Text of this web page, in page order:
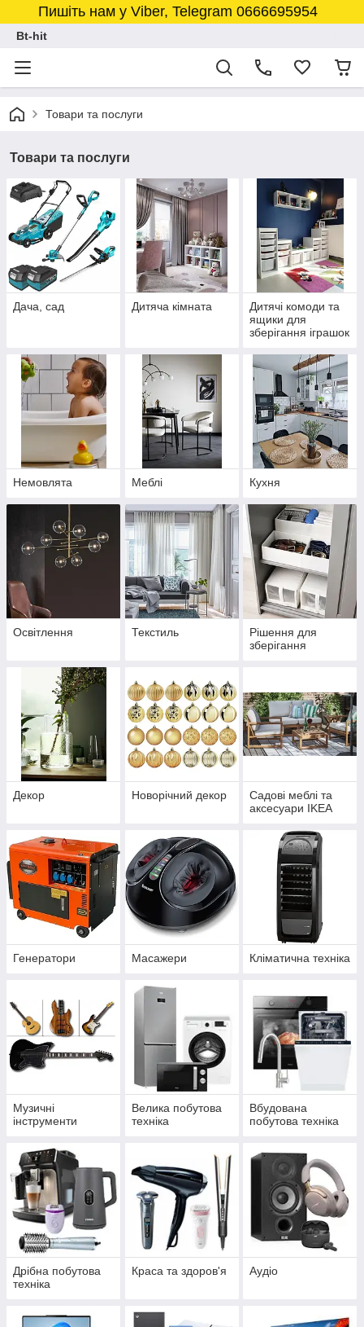
Пишіть нам у Viber, Telegram 0666695954
Bt-hit
Товари та послуги
Товари та послуги
Дача, сад Дитяча кімната
Дитячі комоди та
ящики для
зберігання іграшок
Немовлята Меблі Кухня
Освітлення Текстиль
Рішення для
зберігання
Декор Новорічний декор
Садові меблі та
аксесуари IKEA
Генератори Масажери Кліматична техніка
Музичні
інструменти
Велика побутова
техніка
Вбудована
побутова техніка
Дрібна побутова
техніка
Краса та здоров'я Аудіо